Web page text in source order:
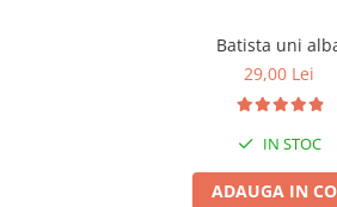
Batista uni
29,00 Lei
IN STOC
ADAUGA IN